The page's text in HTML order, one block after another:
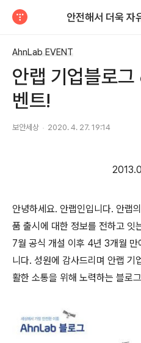
안전해서 더욱 자
AhnLab EVENT
안랩 기업블로
벤트!
보안세상 2020. 4. 27. 19:14
안녕하세요. 안랩인입니다. 안랩
품 출시에 대한 정보를 전하고
7월 공식 개설 이후 4년 3개월
니다. 성원에 감사드리며 안랩 기
활한 소통을 위해 노력하는 블로